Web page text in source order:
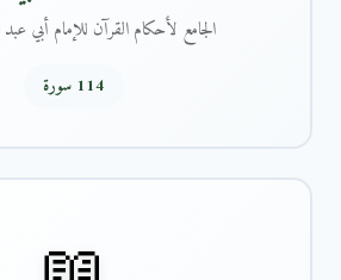
الجامع لأحكام القرآن للإمام أبي عبد
114 سورة